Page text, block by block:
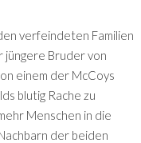
verfeindeten Familien
jüngere Bruder von
einem der McCoys
blutig Rache zu
Menschen in die
der beiden